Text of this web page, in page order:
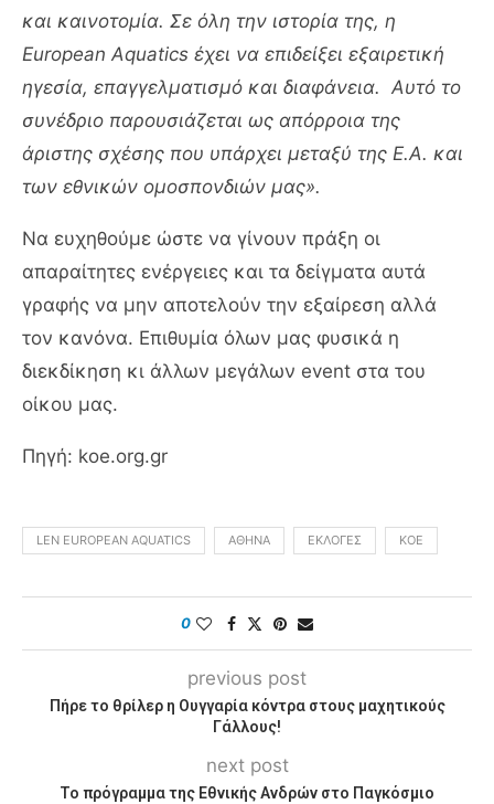
και καινοτομία. Σε όλη την ιστορία της, η
European Aquatics έχει να επιδείξει εξαιρετική
ηγεσία, επαγγελματισμό και διαφάνεια. Αυτό το
συνέδριο παρουσιάζεται ως απόρροια της
άριστης σχέσης που υπάρχει μεταξύ της E.A. και
των εθνικών ομοσπονδιών μας».
Να ευχηθούμε ώστε να γίνουν πράξη οι
απαραίτητες ενέργειες και τα δείγματα αυτά
γραφής να μην αποτελούν την εξαίρεση αλλά
τον κανόνα. Επιθυμία όλων μας φυσικά η
διεκδίκηση κι άλλων μεγάλων event στα του
οίκου μας.
Πηγή: koe.org.gr
LEN EUROPEAN AQUATICS ΑΘΉΝΑ ΕΚΛΟΓΈΣ ΚΟΕ
0
previous post
Πήρε το θρίλερ η Ουγγαρία κόντρα στους μαχητικούς
Γάλλους!
next post
Το πρόγραμμα της Εθνικής Ανδρών στο Παγκόσμιο